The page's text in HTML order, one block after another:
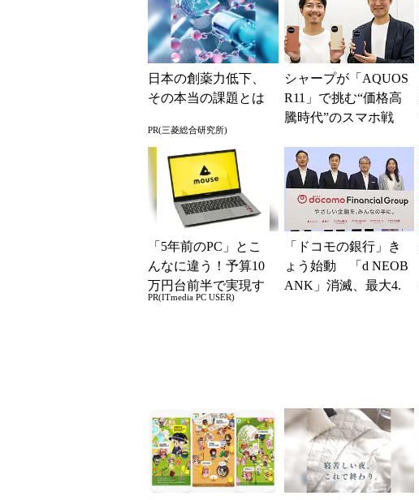
現？
日本の創薬力低下、
その本当の課題とは
PR(三菱総合研究所)
シャープが「AQUOS
R11」で挑む“価格高
騰時代”のスマホ戦
よりも既存ユーザ
ー...
「5年前のPC」とこ
んなに違う！予算10
万円台前半で実現す
る快適PCライフ
PR(ITmedia PC USER)
「ドコモの銀行」き
ょう始動 「d NEOB
ANK」消滅、最大4.